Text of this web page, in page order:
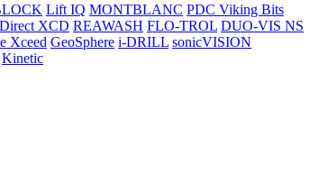
Lift IQ MONTBLANC PDC Viking Bits
Direct XCD REAWASH FLO-TROL DUO-VIS NS
Xceed GeoSphere i-DRILL sonicVISION
Kinetic